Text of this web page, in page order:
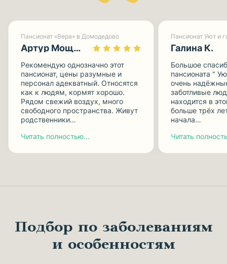
Пансионат «Вера» в Домодедово
Артур Мощницкий
Рекомендую однозначно этот
пансионат, цены разумные и
персонал адекватный. Относятся
как к людям, кормят хорошо.
Рядом свежий воздух, много
свободного пространства. Живут
родственники…
Читать полностью...
Галина К.
Большое
пансионата "
очень
заботливые
находится в
больше трёх
начала…
Читать
Подбор по заболеваниям
и особенностям